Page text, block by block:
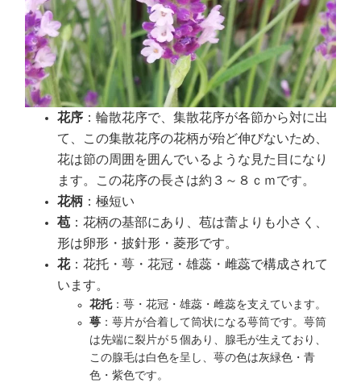
花序 ：輪散花序で、集散花序が各節から対に出
て、この集散花序の花柄が殆ど伸びないため、
花は節の周囲を囲んでいるような見た目になり
ます。この花序の長さは約３～８ｃｍです。
花柄 ：極短い
苞 ：花柄の基部にあり、苞は蕾よりも小さく、
形は卵形・披針形・菱形です。
花：花托・萼・花冠・雄蕊・雌蕊で構成されて
います。
花托：萼・花冠・雄蕊・雌蕊を支えています。
萼 ：萼片が合着して筒状になる萼筒です。萼筒
は先端に裂片が５個あり、腺毛が生えており、
この腺毛は白色を呈し、萼の色は灰緑色・青
色・紫色です。